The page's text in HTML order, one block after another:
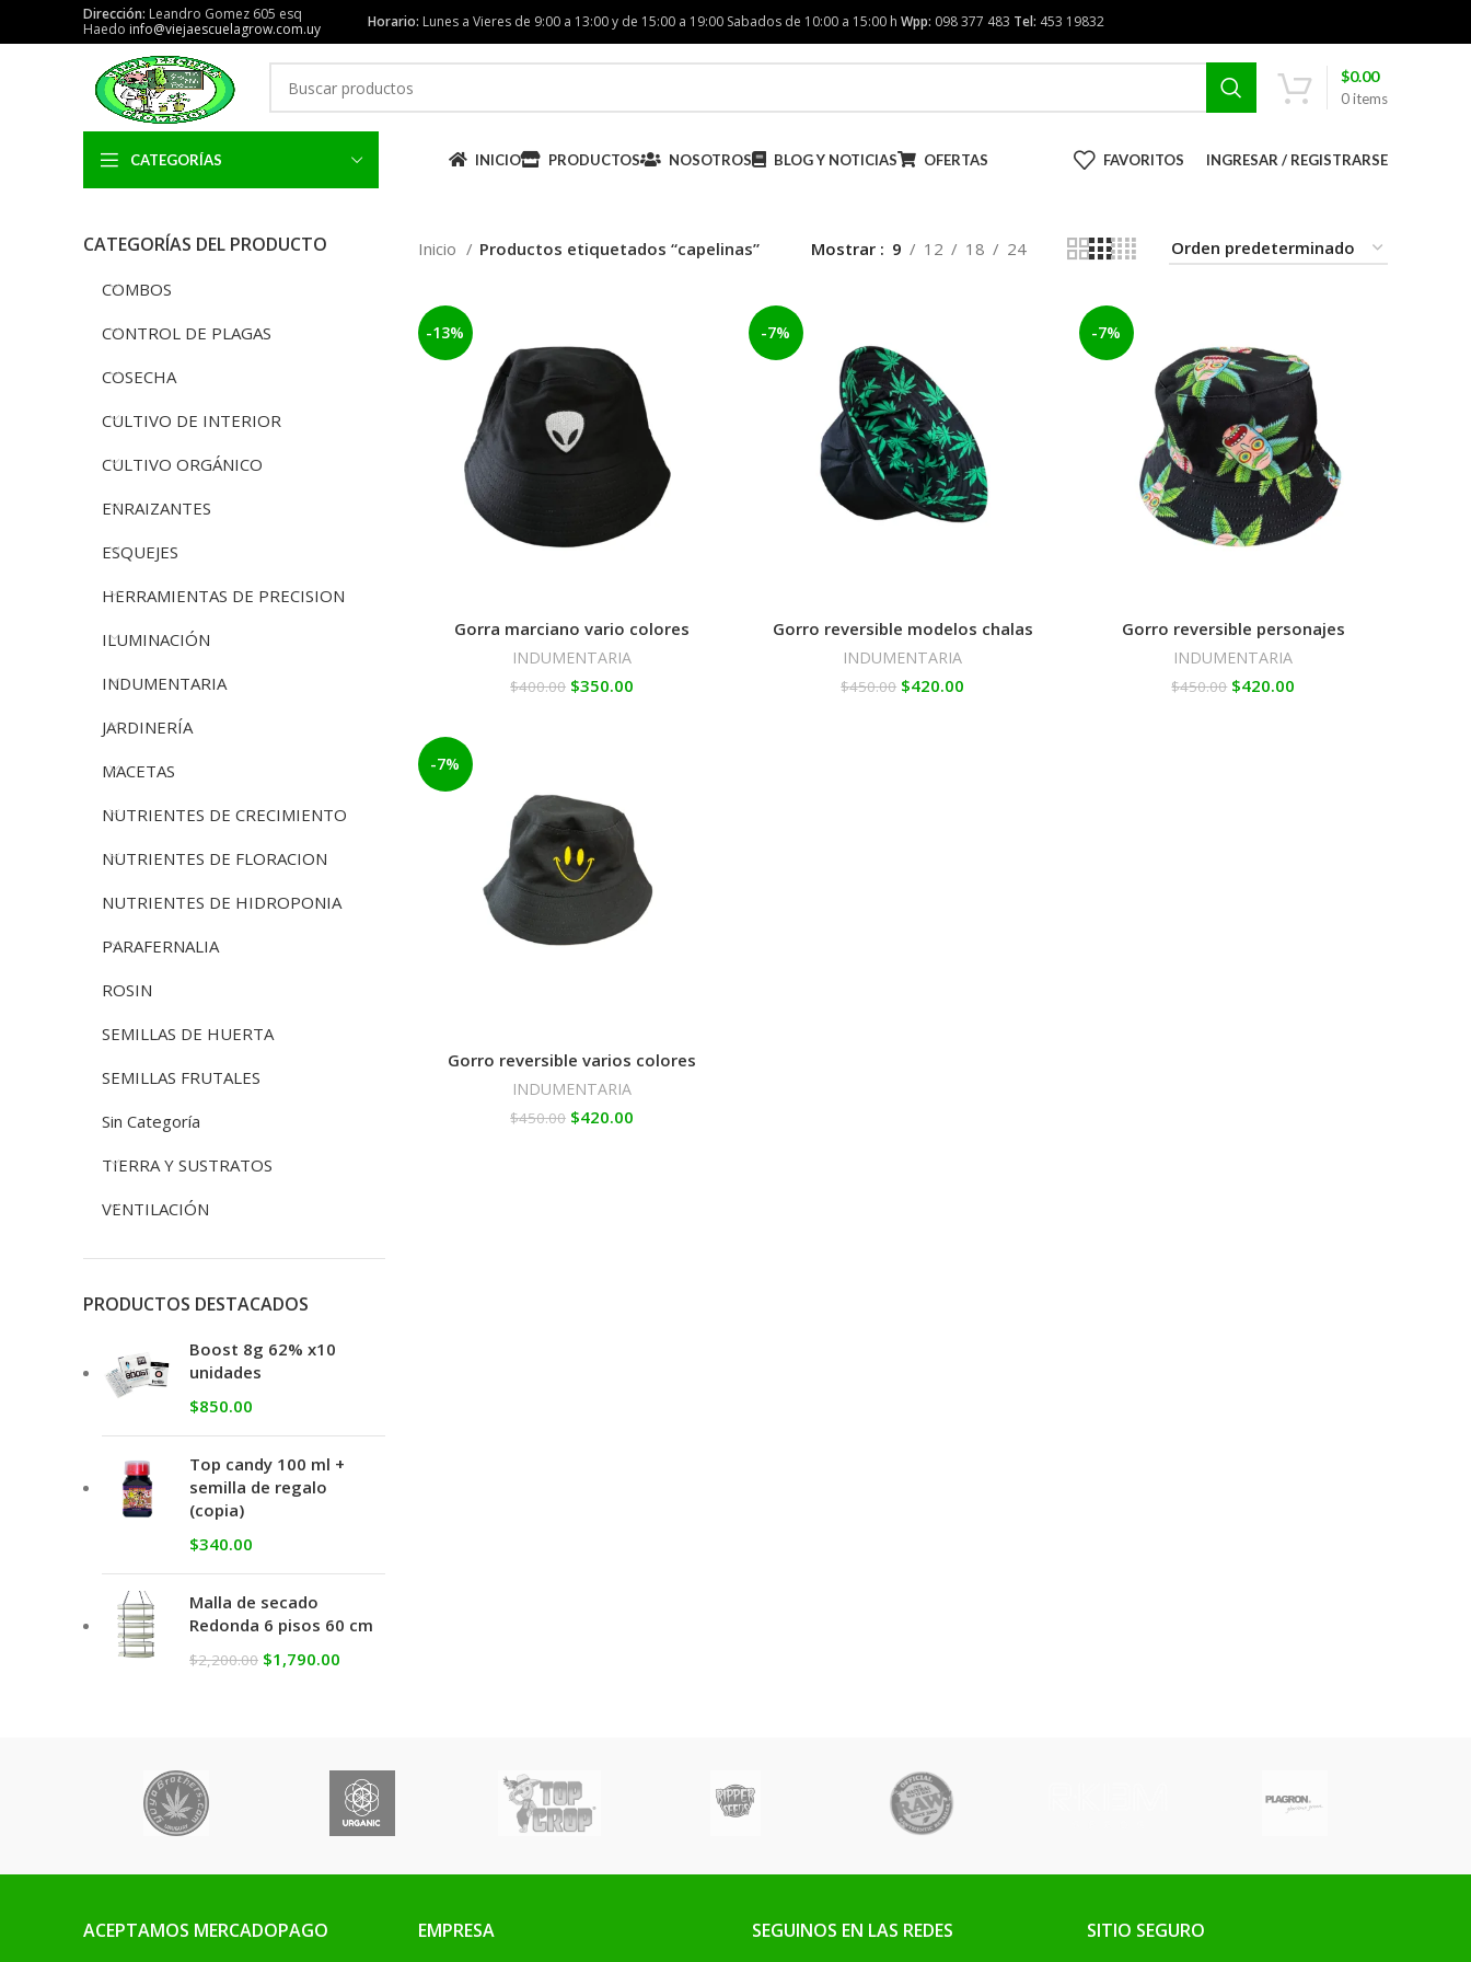
Dirección: Leandro Gomez 605 esq
Haedo info@viejaescuelagrow.com.uy Horario: Lunes a Vieres de 9:00 a 13:00 y de 15:00 a 19:00 Sabados de 10:00 a 15:00 h Wpp: 098 377 483 Tel: 453 19832
0items
$0.00
CATEGORÍAS INICIO PRODUCTOS NOSOTROS BLOG Y NOTICIAS OFERTAS FAVORITOS INGRESAR / REGISTRARSE
CATEGORÍAS DEL PRODUCTO
COMBOS
CONTROL DE PLAGAS
COSECHA
CULTIVO DE INTERIOR
CULTIVO ORGÁNICO
ENRAIZANTES
ESQUEJES
HERRAMIENTAS DE PRECISION
ILUMINACIÓN
INDUMENTARIA
JARDINERÍA
MACETAS
NUTRIENTES DE CRECIMIENTO
NUTRIENTES DE FLORACION
NUTRIENTES DE HIDROPONIA
PARAFERNALIA
ROSIN
SEMILLAS DE HUERTA
SEMILLAS FRUTALES
Sin Categoría
TIERRA Y SUSTRATOS
VENTILACIÓN
PRODUCTOS DESTACADOS
Boost 8g 62% x10
unidades
$850.00
Top candy 100 ml +
semilla de regalo
(copia)
$340.00
Malla de secado
Redonda 6 pisos 60 cm
$2,200.00 $1,790.00
Inicio Productos etiquetados “capelinas” Mostrar 9 12 18 24
-13%
Gorra marciano vario colores
INDUMENTARIA
$400.00 $350.00
-7%
Gorro reversible modelos chalas
INDUMENTARIA
$450.00 $420.00
-7%
Gorro reversible personajes
INDUMENTARIA
$450.00 $420.00
-7%
Gorro reversible varios colores
INDUMENTARIA
$450.00 $420.00
ACEPTAMOS MERCADOPAGO EMPRESA SEGUINOS EN LAS REDES SITIO SEGURO